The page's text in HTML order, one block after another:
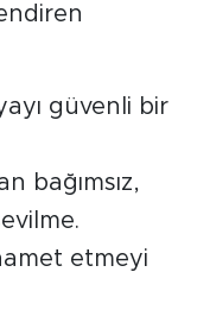
güvenli bir
bağımsız,
etmeyi